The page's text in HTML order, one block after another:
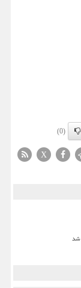
(0)
X
شد